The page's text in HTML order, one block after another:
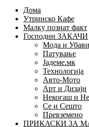
Дома
Утринско Кафе
Малку познат факт
Господин ЗАКАЧИ
Мода и
Патување
Јадеме.мк
Технологија
Авто-Мото
Арт и Дизајн
Некогаш и
Се и Сешто
Превземено
ПРИКАСКИ ЗА